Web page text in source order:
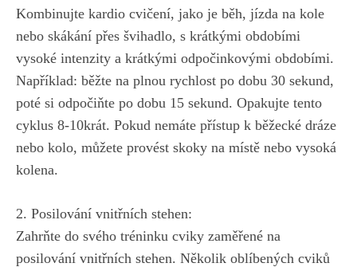
Kombinujte kardio‌ cvičení, ‌jako ⁤je ‍běh, jízda ‍na kole
nebo skákání přes švihadlo, s krátkými obdobími
⁣vysoké intenzity a krátkými odpočinkovými obdobími.
Například: běžte na⁤ plnou ⁢rychlost po ⁤dobu ​30‍ sekund,
poté si odpočiňte ‍po ⁤dobu 15 sekund.‍ Opakujte tento
cyklus 8-10krát. Pokud⁢ nemáte přístup k‍ běžecké ‌dráze
nebo kolo, můžete provést⁤ skoky na ⁣místě nebo ⁢vysoká
⁢kolena.
2. Posilování vnitřních stehen:
Zahrňte do svého tréninku cviky zaměřené na​
posilování ​vnitřních stehen. Několik ​oblíbených cviků